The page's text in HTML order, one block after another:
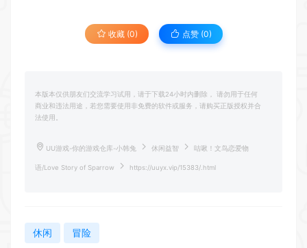
收藏 (0) 点赞 (0)
本版本仅供朋友们交流学习试用，请于下载24小时内删除， 请勿用于任何
商业和违法用途，若您需要使用非免费的软件或服务，请购买正版授权并合
法使用。
UU游戏-你的游戏仓库-小韩兔 休闲益智 咕啾！文鸟恋爱物
语/Love Story of Sparrow https://uuyx.vip/15383/.html
休闲 冒险